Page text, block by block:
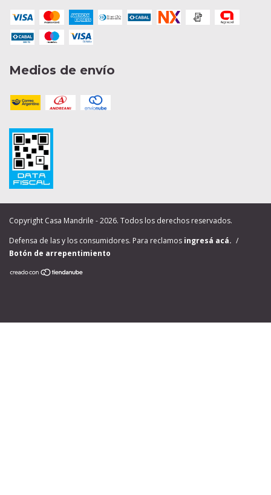
Medios de envío
Copyright Casa Mandrile - 2026. Todos los derechos reservados.
Defensa de las y los consumidores. Para reclamos ingresá acá. /
Botón de arrepentimiento